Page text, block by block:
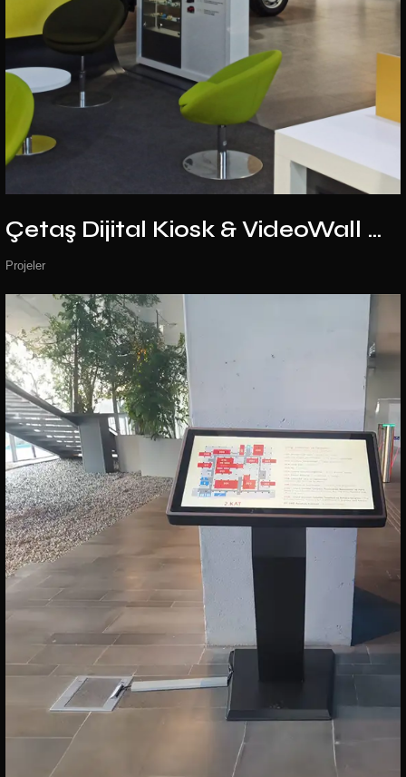
Çetaş Dijital Kiosk &VideoWall Çözümleri
Projeler